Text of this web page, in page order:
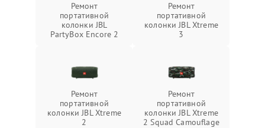
Ремонт
портативной
колонки JBL
PartyBox Encore 2
Ремонт
портативной
колонки JBL Xtreme
3
Ремонт
портативной
колонки JBL Xtreme
2
Ремонт
портативной
колонки JBL Xtreme
2 Squad Camouflage